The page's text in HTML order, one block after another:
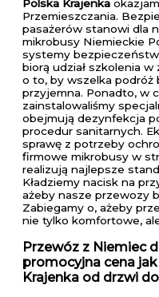
Polska Krajenka
Przemieszczania.
pasażerów stanowi dla
mikrobusy Niemieckie
systemy
biorą udział szkolenia
o to, by wszelka podróż
przyjemna. Ponadto, w
zainstalowaliśmy
obejmują dezynfekcja
procedur sanitarnych.
sprawę z potrzeby
firmowe mikrobusy w
realizują najlepsze
Kładziemy nacisk na
ażeby nasze przewozy
Zabiegamy o, ażeby
nie tylko komfortowe,
Przewóz z Niemiec
promocyjna cena
Krajenka od drzwi